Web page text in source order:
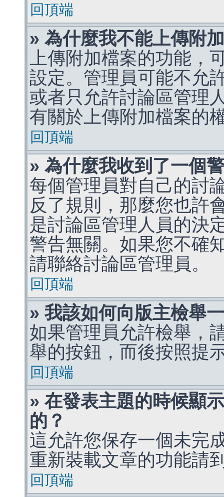
回頂端
» 為什麼我不能上傳附
上傳附加檔案的功能，
設定。管理員可能不允
或者只允許討論區管理
有關於上傳附加檔案的
回頂端
» 為什麼我收到了一個
每個管理員對自己的討
反了規則，那麼您也許
是討論區管理人員的決
警告無關。如果您不確
請聯絡討論區管理員。
回頂端
» 我該如何向版主檢舉
如果管理員允許檢舉，
舉的按鈕，而後按照提
回頂端
» 在發表主題的時候顯
的？
這允許您保存一個未完
重新裝載文章的功能請
回頂端